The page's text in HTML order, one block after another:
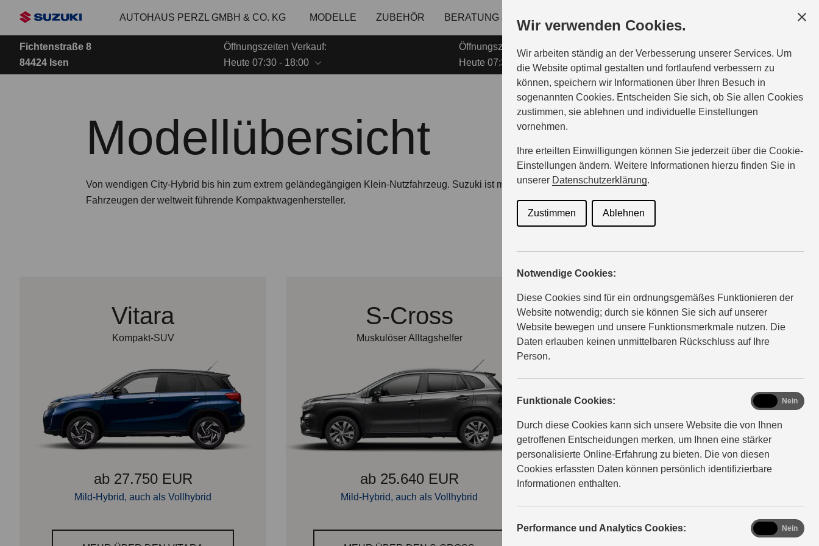
Wir verwenden Cookies.
Wir arbeiten ständig an der Verbesserung unserer Services. Um
die Website optimal gestalten und fortlaufend verbessern zu
können, speichern wir Informationen über Ihren Besuch in
sogenannten Cookies. Entscheiden Sie sich, ob Sie allen Cookies
zustimmen, sie ablehnen und individuelle Einstellungen
vornehmen.
Ihre erteilten Einwilligungen können Sie jederzeit über die Cookie-
Einstellungen ändern. Weitere Informationen hierzu finden Sie in
unserer Datenschutzerklärung.
Zustimmen Ablehnen
Notwendige Cookies:
Diese Cookies sind für ein ordnungsgemäßes Funktionieren der
Website notwendig; durch sie können Sie sich auf unserer
Website bewegen und unsere Funktionsmerkmale nutzen. Die
Daten erlauben keinen unmittelbaren Rückschluss auf Ihre
Person.
Funktionale Cookies:
Durch diese Cookies kann sich unsere Website die von Ihnen
getroffenen Entscheidungen merken, um Ihnen eine stärker
personalisierte Online-Erfahrung zu bieten. Die von diesen
Cookies erfassten Daten können persönlich identifizierbare
Informationen enthalten.
functional
Nein
Performance und Analytics Cookies: analyticsNein
Hauptinhalt
AUTOHAUS PERZL GMBH & CO. KG MODELLE ZUBEHÖR BERATUNG & KAUF
Fichtenstraße 8
84424 Isen
Öffnungszeiten Verkauf:
Heute 07:30 - 18:00
Öffnungszeiten Service:
Heute 07:30 - 17:00
perzl@suzuki-handel.de
Modellübersicht
Von wendigen City-Hybrid bis hin zum extrem geländegängigen Klein-Nutzfahrzeug. Suzuki ist mit über 3 Millionen verkauften
Fahrzeugen der weltweit führende Kompaktwagenhersteller.
Vitara
Kompakt-SUV
ab 27.750 EUR
Mild-Hybrid, auch als Vollhybrid
S-Cross
Muskulöser Alltagshelfer
ab 25.640 EUR
Mild-Hybrid, auch als Vollhybrid
Across
Effizientes Power-SUV
ab 58.190 EUR